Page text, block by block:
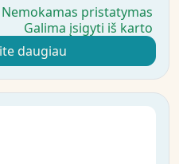
Nemokamas pristatymas
Galima įsigyti iš karto
daugiau